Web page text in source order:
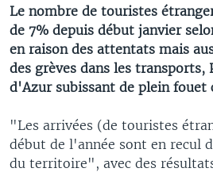
Le nombre de touristes
de 7% depuis début janvier
en raison des attentats mais
des grèves dans les transports,
d'Azur subissant de plein fouet
"Les arrivées (de touristes
début de l'année sont en recul
du territoire", avec des